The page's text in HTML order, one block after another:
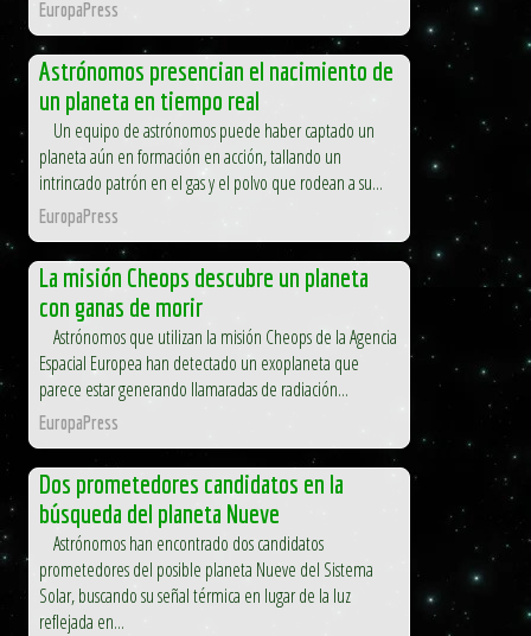
EuropaPress
Astrónomos presencian el nacimiento de
un planeta en tiempo real
Un equipo de astrónomos puede haber captado un
planeta aún en formación en acción, tallando un
intrincado patrón en el gas y el polvo que rodean a su...
EuropaPress
La misión Cheops descubre un planeta
con ganas de morir
Astrónomos que utilizan la misión Cheops de la Agencia
Espacial Europea han detectado un exoplaneta que
parece estar generando llamaradas de radiación...
EuropaPress
Dos prometedores candidatos en la
búsqueda del planeta Nueve
Astrónomos han encontrado dos candidatos
prometedores del posible planeta Nueve del Sistema
Solar, buscando su señal térmica en lugar de la luz
reflejada en...